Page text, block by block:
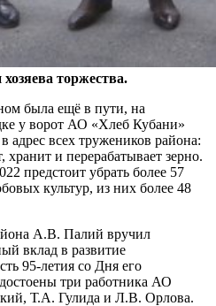
хозяева торжества.
была ещё в пути, на
у ворот АО «Хлеб Кубани»
адрес всех тружеников района:
хранит и перерабатывает зерно.
предстоит убрать более 57
культур, из них более 48
А.В. Палий вручил
вклад в развитие
95-летия со Дня его
три работника АО
Т.А. Гулида и Л.В. Орлова.